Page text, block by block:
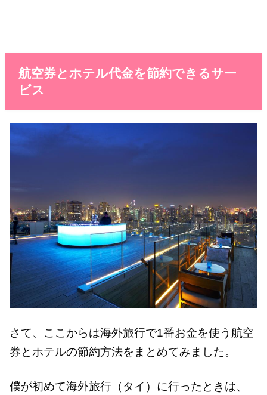
航空券とホテル代金を節約できるサー
ビス
さて、ここからは海外旅行で1番お金を使う航空
券とホテルの節約方法をまとめてみました。
僕が初めて海外旅行（タイ）に行ったときは、